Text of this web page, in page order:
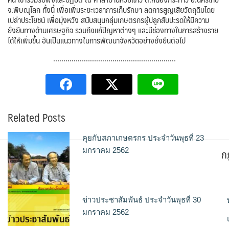
จ.พิษณุโลก ทั้งนี้ เพื่อเพิ่มระยะเวลาการเก็บรักษา ลดการสูญเสียวัตถุดิบโดย
เปล่าประโยชน์ เพื่อมุ่งหวัง สนับสนุนกลุ่มเกษตรกรผู้ปลูกสับปะรดให้มีความ
ยั่งยืนทางด้านเศรษฐกิจ รวมถึงแก้ปัญหาต่างๆ และมีช่องทางในการสร้างราย
ได้ให้เพิ่มขึ้น อันเป็นแนวทางในการพัฒนาจังหวัดอย่างยั่งยืนต่อไป
……………………………………………………
Related Posts
คุยกับสภาเกษตรกร ประจำวันพุธที่ 23
มกราคม 2562
ข่าวประชาสัมพันธ์ ประจำวันพุธที่ 30
มกราคม 2562